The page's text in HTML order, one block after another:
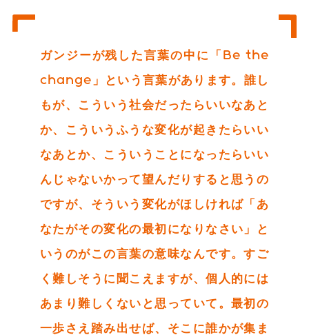
ガンジーが残した言葉の中に「Be the
change」という言葉があります。誰し
もが、こういう社会だったらいいなあと
か、こういうふうな変化が起きたらいい
なあとか、こういうことになったらいい
んじゃないかって望んだりすると思うの
ですが、そういう変化がほしければ「あ
なたがその変化の最初になりなさい」と
いうのがこの言葉の意味なんです。すご
く難しそうに聞こえますが、個人的には
あまり難しくないと思っていて。最初の
一歩さえ踏み出せば、そこに誰かが集ま